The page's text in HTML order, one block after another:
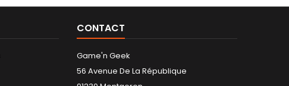
CONTACT
Game'n Geek
56 Avenue De La République